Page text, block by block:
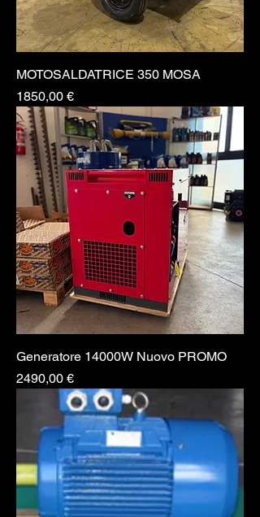
MOTOSALDATRICE 350 MOSA
Prezzo
1850,00 €
Generatore 14000W Nuovo PROMO
Prezzo
2490,00 €